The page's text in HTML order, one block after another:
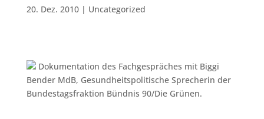
20. Dez. 2010| Uncategorized
Dokumentation des Fachgespräches mit Biggi
Bender MdB, Gesundheitspolitische Sprecherin der
Bundestagsfraktion Bündnis 90/Die Grünen.